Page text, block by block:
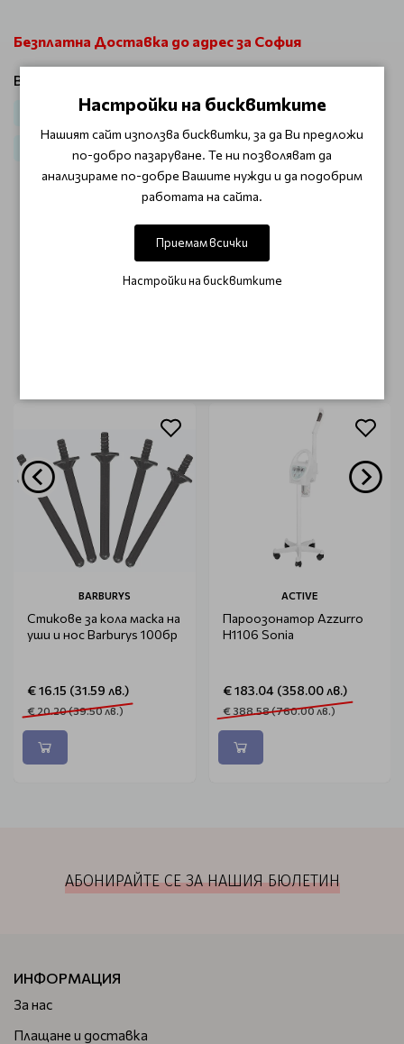
Безплатна Доставка до адрес за София
Виж продукти от категория:
Козметично оборудване За Козметици
Работни столове
Този продукт няма отзиви.
BARBURYS
Стикове за кола маска на
уши и нос Barburys 100бр
€ 16.15 (31.59 лв.)
€ 20.20 (39.50 лв.)
ACTIVE
Пароозонатор Azzurro
H1106 Sonia
€ 183.04 (358.00 лв.)
€ 388.58 (760.00 лв.)
АБОНИРАЙТЕ СЕ ЗА НАШИЯ БЮЛЕТИН
ИНФОРМАЦИЯ
За нас
Плащане и доставка
Настройки на бисквитките
Нашият сайт използва бисквитки, за да Ви предложи
по-добро пазаруване. Те ни позволяват да
анализираме по-добре Вашите нужди и да подобрим
работата на сайта.
Приемам всички
Настройки на бисквитките